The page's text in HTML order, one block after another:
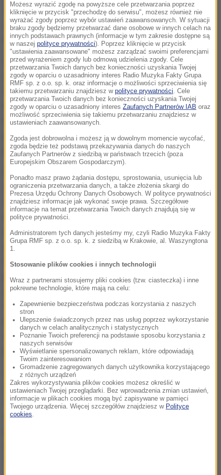
Zdecydowano również, że mężczyzna kwalifikuje się
do zwolnienia warunkowego najwcześniej w 2352
roku, kiedy będzie miał... 387 lat.
Sprawa wróciła na wokandę w tym tygodniu. W
czwartek Sąd Najwyższy Florydy podtrzymał wyroki
sądu niższej instancji. Sąd skupił się jednak głównie
na tym, w jaki sposób sędziowie wydawali wyroki w
imieniu Sądu Najwyższego, które traktują nieletnich
przestępców w sposób inny, niż dorosłych
popełniających te same przestępstwa.
Kluczowa okazała się decyzja Sądu Najwyższego z
2010 roku w sprawie "Graham vs Florida". 8 lat temu
sąd wydał wyrok, według którego nieletni przestępcy
nie mogą być skazani na karę dożywotniego
więzienia bez możliwości wcześniejszego
zwolnienia za przestępstwa inne niż zabójstwo.
Warunkowe zwolnienie jest możliwe jedynie w
przypadku stwierdzenia "znaczących" możliwości
jego uzyskania, wskazujących na "dojrzałość i
wysoki poziom resocjalizacji". Ten wyrok, jak i
późniejsze, argumentowano tym, że młodzi ludzie
odpowiadający za zabójstwo różnią się od dorosłych
poziomem dojrzałości i rozwoju mózgu.
Obrońcy 53-letniego obecnie Franklina, który ma już
za sobą 30 lat odsiadki, twierdzą, że ma on prawo do
zmiany wyroku i wcześniejszego opuszczenia
więzienia. Sad Najwyższy Florydy uznał jednak, ze
Możesz wyrazić zgodę na powyższe cele przetwarzania poprzez
kliknięcie w przycisk "przechodzę do serwisu", możesz również nie
wyrażać zgody poprzez wybór ustawień zaawansowanych. W sytuacji
braku zgody będziemy przetwarzać dane osobowe w innych celach na
innych podstawach prawnych (informacje w tym zakresie dostępne są
w naszej polityce prywatności). Poprzez kliknięcie w przycisk
"ustawienia zaawansowane" możesz zarządzać swoimi preferencjami
przed wyrażeniem zgody lub odmową udzielenia zgody. Cele
przetwarzania Twoich danych bez konieczności uzyskania Twojej
zgody w oparciu o uzasadniony interes Radio Muzyka Fakty Grupa
RMF sp. z o.o. sp. k. oraz informacje o możliwości sprzeciwienia się
takiemu przetwarzaniu znajdziesz w polityce prywatności . Cele
przetwarzania Twoich danych bez konieczności uzyskania Twojej
zgody w oparciu o uzasadniony interes Zaufanych Partnerów IAB oraz
możliwość sprzeciwienia się takiemu przetwarzaniu znajdziesz w
ustawieniach zaawansowanych.
Zgoda jest dobrowolna i możesz ją w dowolnym momencie wycofać,
zgoda będzie też podstawą przekazywania danych do naszych
Zaufanych Partnerów z siedzibą w państwach trzecich (poza
Europejskim Obszarem Gospodarczym).
Ponadto masz prawo żądania dostępu, sprostowania, usunięcia lub
ograniczenia przetwarzania danych, a także złożenia skargi do
Prezesa Urzędu Ochrony Danych Osobowych. W polityce prywatności
znajdziesz informacje jak wykonać swoje prawa. Szczegółowe
informacje na temat przetwarzania Twoich danych znajdują się w
polityce prywatności.
Administratorem tych danych jesteśmy my, czyli Radio Muzyka Fakty
Grupa RMF sp. z o.o. sp. k. z siedzibą w Krakowie, al. Waszyngtona
1.
Stosowanie plików cookies i innych technologii
Wraz z partnerami stosujemy pliki cookies (tzw. ciasteczka) i inne
pokrewne technologie, które mają na celu:
Zapewnienie bezpieczeństwa podczas korzystania z naszych
stron
Ulepszenie świadczonych przez nas usług poprzez wykorzystanie
danych w celach analitycznych i statystycznych
Poznanie Twoich preferencji na podstawie sposobu korzystania z
naszych serwisów
Wyświetlanie spersonalizowanych reklam, które odpowiadają
Twoim zainteresowaniom
Gromadzenie zagregowanych danych użytkownika korzystającego
z różnych urządzeń
Zakres wykorzystywania plików cookies możesz określić w
ustawieniach Twojej przeglądarki. Bez wprowadzenia zmian ustawień,
informacje w plikach cookies mogą być zapisywane w pamięci
Twojego urządzenia. Więcej szczegółów znajdziesz w Polityce
cookies